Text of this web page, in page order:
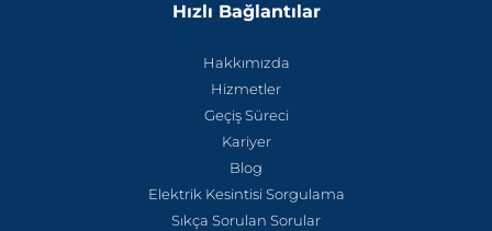
Hızlı Bağlantılar
Hakkımızda
Hizmetler
Geçiş Süreci
Kariyer
Blog
Elektrik Kesintisi Sorgulama
Sıkça Sorulan Sorular